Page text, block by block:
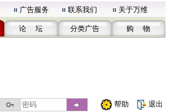
广告服务 联系我们 关于万维
论 坛 分类广告 购 物
帮助 退出